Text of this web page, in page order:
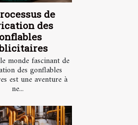
de
des
monde fascinant de
des gonflables
est une aventure à
ne...